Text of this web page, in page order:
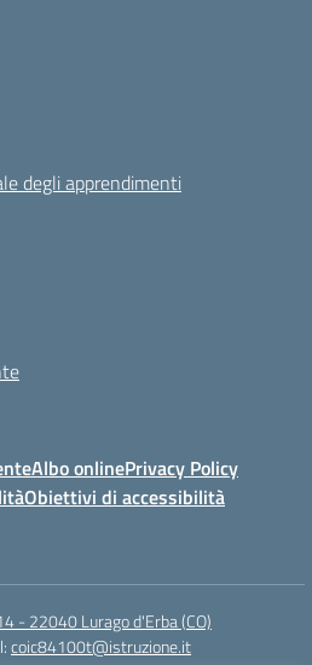
degli apprendimenti
Albo onlinePrivacy Policy
Obiettivi di accessibilità
- 22040 Lurago d'Erba (CO)
coic84100t@istruzione.it